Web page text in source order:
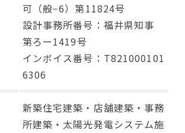
可（般−6）第11824号
設計事務所番号：福井県知事
第ろー1419号
インボイス番号：T821000101
6306
新築住宅建築・店舗建築・事務
所建築・太陽光発電システム施